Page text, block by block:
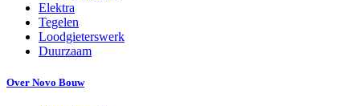
Elektra
Tegelen
Loodgieterswerk
Duurzaam
Over Novo Bouw